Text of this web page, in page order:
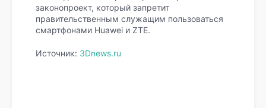
законопроект, который запретит
правительственным служащим пользоваться
смартфонами Huawei и ZTE.
Источник: 3Dnews.ru